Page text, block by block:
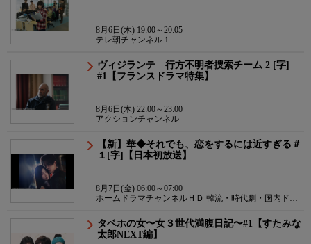
8月6日(木) 19:00～20:05
テレ朝チャンネル１
ヴィジランテ 行方不明者捜索チーム 2 [字]
#1【フランスドラマ特集】
8月6日(木) 22:00～23:00
アクションチャンネル
【新】華◆それでも、恋をするには近すぎる＃
１[字]【日本初放送】
8月7日(金) 06:00～07:00
ホームドラマチャンネルＨＤ 韓流・時代劇・国内ドラ
タベホの女〜女３世代満腹日記〜#1【すたみな
太郎NEXT編】